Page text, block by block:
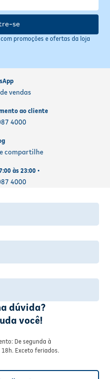
promoções e ofertas da loja
se
vendas
ao cliente
4000
compartilhe
às 23:00 •
4000
dúvida?
você!
De segunda à
Exceto feriados.